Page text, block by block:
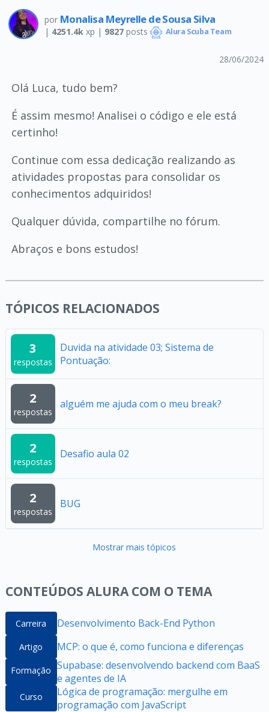
por Monalisa Meyrelle de Sousa Silva
| 4251.4k xp | 9827posts Alura Scuba Team
28/06/2024
Olá Luca, tudo bem?
É assim mesmo! Analisei o código e ele está
certinho!
Continue com essa dedicação realizando as
atividades propostas para consolidar os
conhecimentos adquiridos!
Qualquer dúvida, compartilhe no fórum.
Abraços e bons estudos!
TÓPICOS RELACIONADOS
3
respostas
Duvida na atividade 03; Sistema de
Pontuação:
2
respostas
alguém me ajuda com o meu break?
2
respostas
Desafio aula 02
2
respostas
BUG
Mostrar mais tópicos
CONTEÚDOS ALURA COM O TEMA
Carreira Desenvolvimento Back-End Python
Artigo MCP: o que é, como funciona e diferenças
Formação Supabase: desenvolvendo backend com BaaS
e agentes de IA
Curso
Lógica de programação: mergulhe em
programação com JavaScript